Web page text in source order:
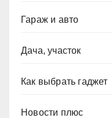
Гараж и авто
Дача, участок
Как выбрать гаджет
Новости плюс